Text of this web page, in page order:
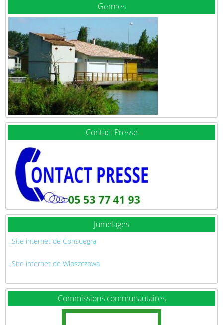
Germes
Contact Presse
Jumelages
. Site internet de Consuegra
. Site internet de Wloszczowa
Commissions communautaires